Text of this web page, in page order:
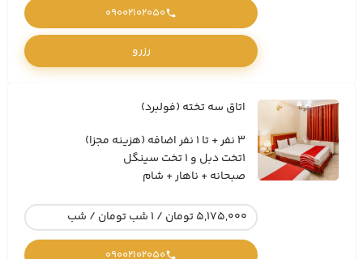
09002102050
رزرو
اتاق سه تخته (فولبرد)
3 نفر + تا 1 نفر اضافه (هزینه مجزا)
1تخت دبل و 1 تخت سینگل
صبحانه + ناهار + شام
5,175,000 تومان / 1 شب تومان / شب
09002102050